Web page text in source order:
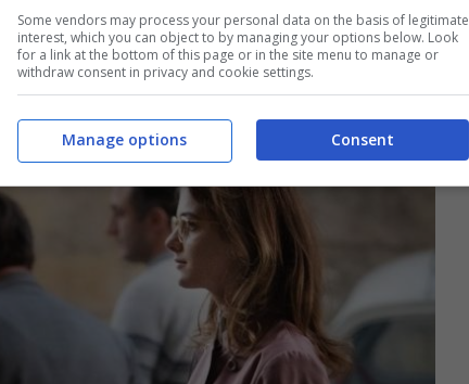
Some vendors may process your personal data on the basis of legitimate
interest, which you can object to by managing your options below. Look
for a link at the bottom of this page or in the site menu to manage or
withdraw consent in privacy and cookie settings.
Consent
Manage options